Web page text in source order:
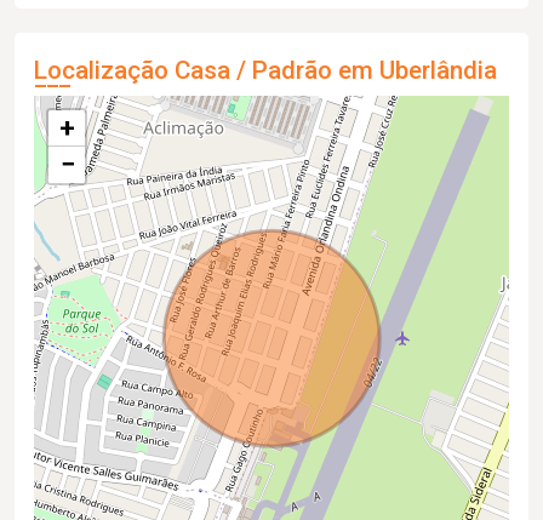
Localização Casa / Padrão em Uberlândia
+
−